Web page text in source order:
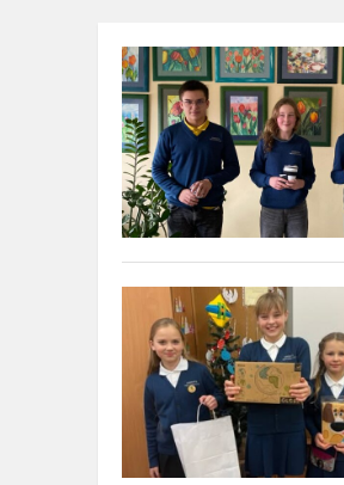
Protmūšio
nugalėtojai
konkurso
laureatės